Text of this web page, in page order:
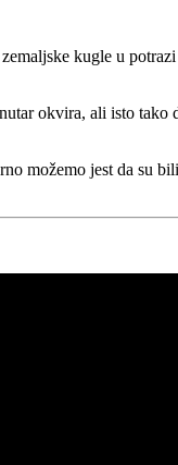
kugle u
okvira, ali isto tako
možemo jest da su